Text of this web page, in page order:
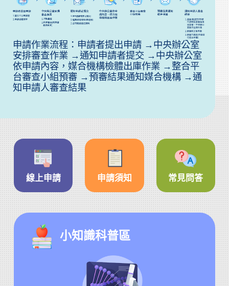
申請作業流程：申請者提出申請 →中央辦公室
安排審查作業 →通知申請者提交 →中央辦公室
依申請內容，媒合機構檢體出庫作業 →整合平
台審查小組預審 →預審結果通知媒合機構 →通
知申請人審查結果
線上申請 申請須知 常見問答
小知識科普區